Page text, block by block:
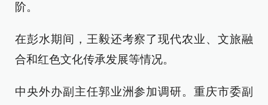
阶。
在彭水期间，王毅还考察了现代农业、文旅融
合和红色文化传承发展等情况。
中央外办副主任郭业洲参加调研。重庆市委副